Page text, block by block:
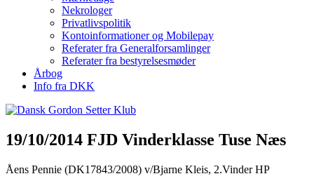
Nekrologer
Privatlivspolitik
Kontoinformationer og Mobilepay
Referater fra Generalforsamlinger
Referater fra bestyrelsesmøder
Årbog
Info fra DKK
19/10/2014 FJD Vinderklasse Tuse Næs
Åens Pennie (DK17843/2008) v/Bjarne Kleis, 2.Vinder HP